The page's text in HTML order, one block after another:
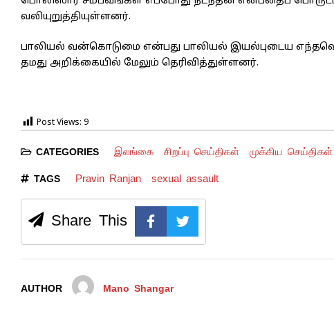
வலியுறுத்தியுள்ளனர்.
பாலியல் வன்கொடுமை என்பது பாலியல் இயல்புடைய
தமது அறிக்கையில் மேலும் தெரிவித்துள்ளனர்.
Post Views: 9
CATEGORIES இலங்கை சிறப்பு செய்திகள் முக்கிய செய்திகள்
TAGS Pravin Ranjan sexual assault
Share This
AUTHOR Mano Shangar